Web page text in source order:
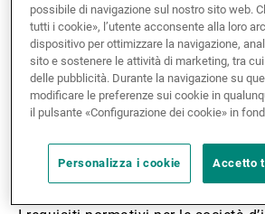
La Commissione europea ha rivisto
normativo della MiFID. La
applicabile a tutti gli Stati membri
europea, è entrata in vigore il 3
include:
la direttiva: MiFID II - 2014/
il regolamento: MiFID II -
possibile di navigazione sul nostro sito web.
tutti i cookie», l’utente acconsente alla loro
dispositivo per ottimizzare la navigazione,
sito e sostenere le attività di marketing, tra
delle pubblicità. Durante la navigazione su
modificare le preferenze sui cookie in
il pulsante «Configurazione dei cookie» in
Personalizza i cookie Accetto